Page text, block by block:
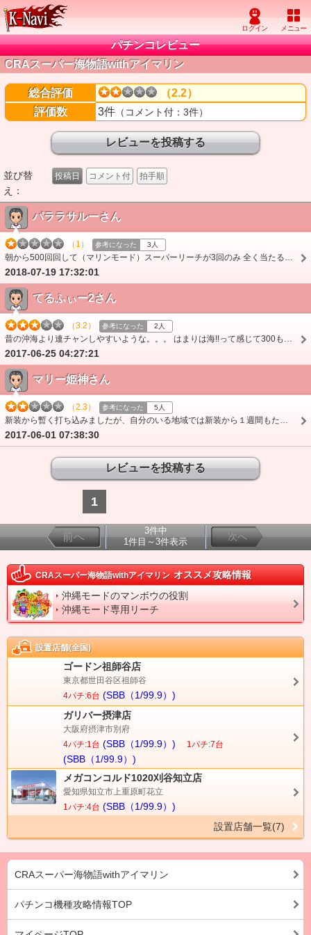
パチンコレビュー
CRAスーパー海物語withアイマリン
総合評価
（2.2）
評価数
3件 （コメント付：3件）
並び替
え：
投稿日 コメント付 拍手順
パララサルーさん
（1） 参考になった 3人
朝から500回回して（マリンモード）スーパーリーチが3回のみ 全く当たる気無し 種切れでやめましたが 周り見てもスランプグラフマイナスの台多く 中には800はまりの台もあ…
2018-07-19 17:32:01
てるふぃー2さん
（3.2） 参考になった 2人
昔の沖海より連チャンしやすいような。。。 はまりは海!!って感じて300もたまーに見かけるけどもね。言うほど悪くないっす。
2017-06-25 04:27:21
マリー姫神さん
（2.3） 参考になった 5人
新装から暫く打ち込みましたが、自分のいる地域では新装から１週間もたたない内に客飛びました(^^; 理由としては、200～400回転のハマりがコンスタントに訪れるのと、…
2017-06-01 07:38:30
1
前へ
3件中
1件目～3件表示
次へ
CRAスーパー海物語withアイマリン オススメ攻略情報
沖縄モードのマンボウの役割
沖縄モード専用リーチ
設置店舗(全国)
ゴードン祖師谷店
東京都世田谷区祖師谷
4パチ:6台 (SBB（1/99.9）)
ガリバー摂津店
大阪府摂津市別府
4パチ:1台 (SBB（1/99.9）) 1パチ:7台
(SBB（1/99.9）)
メガコンコルド1020刈谷知立店
愛知県知立市上重原町花立
1パチ:4台 (SBB（1/99.9）)
設置店舗一覧(7)
CRAスーパー海物語withアイマリン
パチンコ機種攻略情報TOP